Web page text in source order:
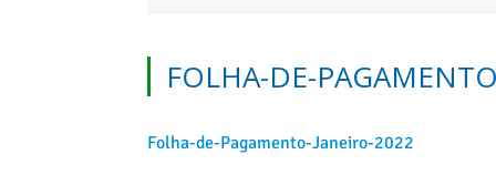
FOLHA-DE-
Folha-de-Pagamento-Janeiro-2022